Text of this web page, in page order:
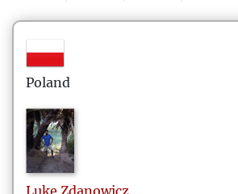
Poland
Luke Zdanowicz